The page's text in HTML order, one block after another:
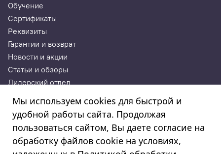
Обучение
Сертификаты
Реквизиты
Гарантии и возврат
Новости и акции
Статьи и обзоры
Дилерский отдел
ИП Годунова Лариса Леонидовна
ИНН 532108772827, ОГРНИП 308532130300022, ОКПО
308532130300022
Мы используем cookies для быстрой и
удобной работы сайта. Продолжая
пользоваться сайтом, Вы даете согласие на
обработку файлов cookie на условиях,